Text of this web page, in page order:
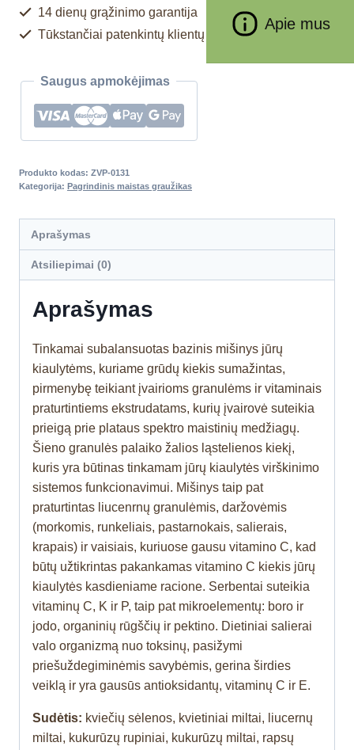
Apie mus
14 dienų grąžinimo garantija
Tūkstančiai patenkintų klientų
Saugus apmokėjimas
Produkto kodas: ZVP-0131
Kategorija: Pagrindinis maistas graužikas
Aprašymas
Atsiliepimai (0)
Aprašymas
Tinkamai subalansuotas bazinis mišinys jūrų
kiaulytėms, kuriame grūdų kiekis sumažintas,
pirmenybę teikiant įvairioms granulėms ir vitaminais
praturtintiems ekstrudatams, kurių įvairovė suteikia
prieigą prie plataus spektro maistinių medžiagų.
Šieno granulės palaiko žalios ląstelienos kiekį,
kuris yra būtinas tinkamam jūrų kiaulytės virškinimo
sistemos funkcionavimui. Mišinys taip pat
praturtintas liucenrnų granulėmis, daržovėmis
(morkomis, runkeliais, pastarnokais, salierais,
krapais) ir vaisiais, kuriuose gausu vitamino C, kad
būtų užtikrintas pakankamas vitamino C kiekis jūrų
kiaulytės kasdieniame racione. Serbentai suteikia
vitaminų C, K ir P, taip pat mikroelementų: boro ir
jodo, organinių rūgščių ir pektino. Dietiniai salierai
valo organizmą nuo toksinų, pasižymi
priešuždegiminėmis savybėmis, gerina širdies
veiklą ir yra gausūs antioksidantų, vitaminų C ir E.
Sudėtis: kviečių sėlenos, kvietiniai miltai, liucernų
miltai, kukurūzų rupiniai, kukurūzų miltai, rapsų